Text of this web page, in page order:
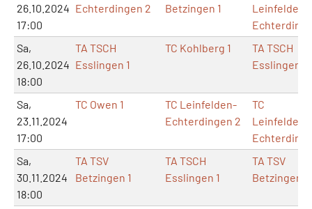
26.10.2024
17:00
Echterdingen 2
Betzingen 1
Leinfelden-
Sa,
26.10.2024
18:00
TA TSCH
Esslingen 1
TC Kohlberg 1
TA TSCH
Esslingen
Sa,
23.11.2024
17:00
TC Owen 1
TC Leinfelden-
Echterdingen 2
TC
Leinfelden-
Sa,
30.11.2024
18:00
TA TSV
Betzingen 1
TA TSCH
Esslingen 1
TA TSV
Betzingen